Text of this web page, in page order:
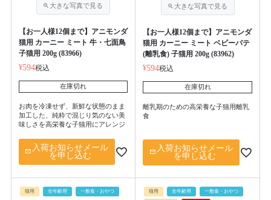
【お一人様12個まで】アニモンダ
猫用 カーニー ミート 牛・七面鳥
子猫用 200g (83966)
¥594税込
在庫切れ
お肉を冷凍せず、新鮮な状態のまま
加工した、純粋で混じり気のない美
味しさを高栄養な子猫用にアレンジ
入荷お知らせメール
を申し込む
【お一人様12個まで】アニモンダ
猫用 カーニー ミート ベビーパテ
(離乳食) 子猫用 200g (83962)
¥594税込
在庫切れ
離乳期のための高栄養な子猫用離乳
食
入荷お知らせメール
を申し込む
猫用 全年齢用 一般食・おやつ 猫用 全年齢用 一般食・おやつ